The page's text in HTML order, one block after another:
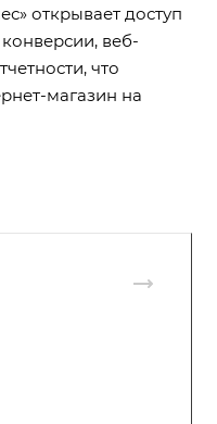
открывает доступ
веб-
что
магазин на